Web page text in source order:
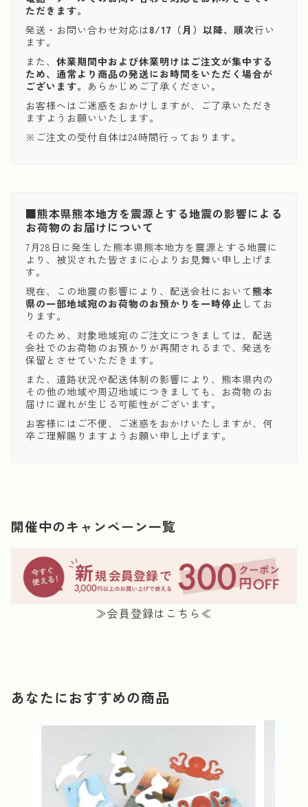
ただきます。
発送・お問い合わせ対応は8/17（月）以降、順次行い
ます。
また、 休業期間中および休業明けはご注文が集中する
ため、通常より商品の発送にお時間をいただく場合が
ございます。 あらかじめご了承ください。
お客様へはご迷惑をおかけしますが、ご了承いただき
ますようお願いいたします。
※ご注文の受付自体は24時間行っております。
■熊本県熊本地方を震源とする地震の影響による
お荷物のお届けについて
7月28日に発生した熊本県熊本地方を震源とする地震に
より、被災された皆さまに心よりお見舞い申し上げま
す。
現在、この地震の影響により、配送会社において熊本
県の一部地域宛のお荷物のお預かりを一時停止 してお
ります。
そのため、対象地域宛のご注文につきましては、配送
会社でのお荷物のお預かりが再開されるまで、発送を
保留とさせていただきます。
また、道路状況や配送体制の影響により、熊本県内の
その他の地域や周辺地域につきましても、お荷物のお
届けに遅れが生じる可能性がございます。
お客様にはご不便、ご迷惑をおかけいたしますが、何
卒ご理解賜りますようお願い申し上げます。
開催中のキャンペーン一覧
≫会員登録はこちら≪
あなたにおすすめの商品